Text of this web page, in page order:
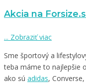
Akcia na
... Zobraziť viac
Sme športový a
teba máme to najlepšie
ako sú adidas,